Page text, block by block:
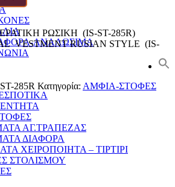
ΑΝΑΛΩΣΙΜΑ
ΑΓ.ΤΡΑΠΕΖΑΣ
ΔΙΑΦΟΡΑ
ΧΕΙΡΟΠΟΙΗΤΑ – ΤΙΡΤΙΡΙ
ΣΤΟΛΙΣΜΟΥ
ΡΩΣΙΚΗ (IS-ST-285R)
VESTMENT RUSIAN STYLE (IS-
285R Κατηγορία: ΑΜΦΙΑ-ΣΤΟΦΕΣ